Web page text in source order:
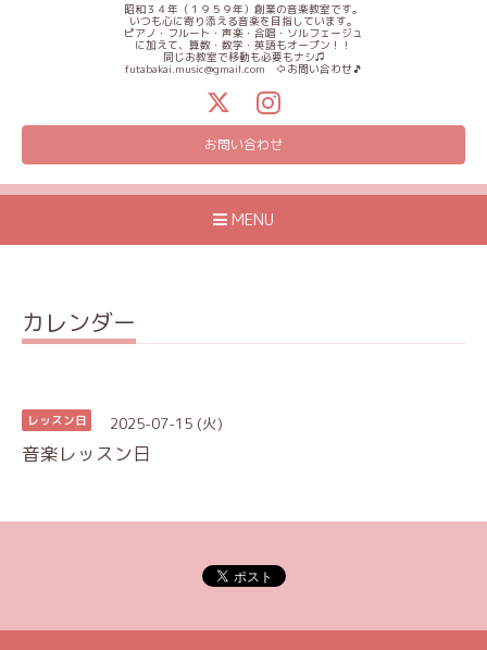
昭和３４年（１９５９年）創業の音楽教室です。
いつも心に寄り添える音楽を目指しています。
ピアノ・フルート・声楽・合唱・ソルフェージュ
に加えて、算数・数学・英語もオープン！！
同じお教室で移動も必要もナシ♫
futabakai.music@gmail.com ⇦お問い合わせ🎵
お問い合わせ
MENU
カレンダー
レッスン日 2025-07-15 (火)
音楽レッスン日